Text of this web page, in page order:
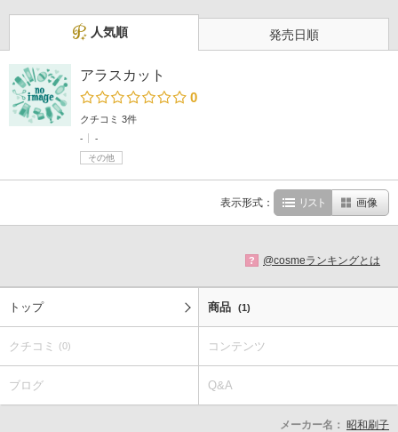
人気順 発売日順
アラスカット
0
クチコミ 3件
-
-
その他
表示形式： リスト 画像
? @cosmeランキングとは
トップ 商品 (1)
クチコミ (0) コンテンツ
ブログ Q&A
メーカー名： 昭和刷子